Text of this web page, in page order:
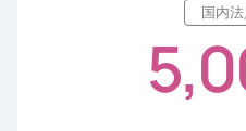
国内